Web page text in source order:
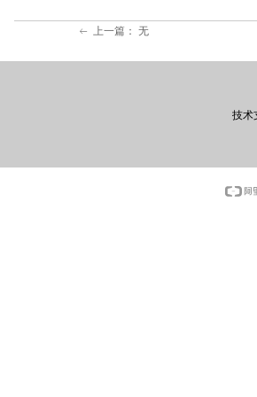
ꂃ 上一篇： 无
技